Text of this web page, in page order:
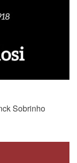
Sobrinho